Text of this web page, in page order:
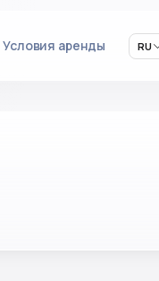
Условия аренды RU